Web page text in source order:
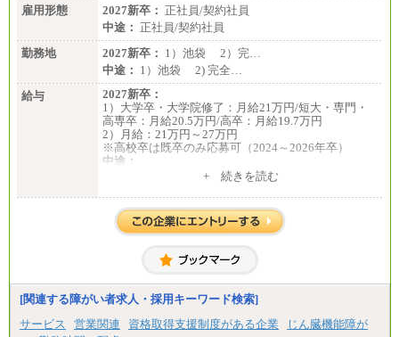
※基本給のみ（地域手当なし）
※試用期間中も給与変更なし
中途：
【阪急交通社】
◆正社員/総合職
月給250,000円～(※1)、247,000円～(※2)、242,000円
～(※3)、239,000円～(※4)、237,000円～（※5）
・月給は一律地域手当を含んだ金額を表示
（※1…36,000円、※2…33,000円、※3…28,000円、
※4…25,000円、※5…23,000円）
・試用期間中も給与変更なし
〈東京・神奈川〉月給219,000 円～ 〈大阪・兵庫〉
月給209,000 円～
〈愛知〉月給194,500 円～ 〈福岡〉月給185,000 円～
・一律地域手当なし
・試用期間中も給与変更なし
◆契約社員
～(※3)、170,500～(※4)、168,000円～（※5）
※1…東京都、埼玉県、千葉県、神奈川県
※2…大阪府、京都府、兵庫県、滋賀県
雇用形態
2027新卒： 正社員/契約社員
中途： 正社員/契約社員
勤務地
2027新卒： 1）池袋 2）完…
中途： 1）池袋 2) 完全…
給与
2027新卒：
1）大学卒・大学院修了：月給21万円/短大・専門・
高専卒：月給20.5万円/高卒：月給19.7万円
2）月給：21万円～27万円
※高校卒は既卒のみ応募可（2024～2026年卒）
中途：
1）月給：21万円～25万円+ 続きを読む
[関連する障がい者求人・採用キーワード検索]
サービス
営業関連 資格取得支援制度がある企業
じん臓機能障が